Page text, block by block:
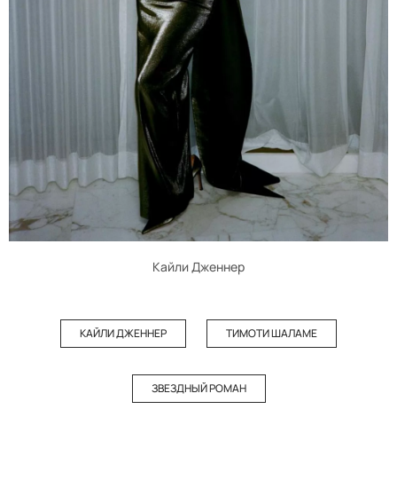
Кайли Дженнер
КАЙЛИ ДЖЕННЕР ТИМОТИ ШАЛАМЕ
ЗВЕЗДНЫЙ РОМАН